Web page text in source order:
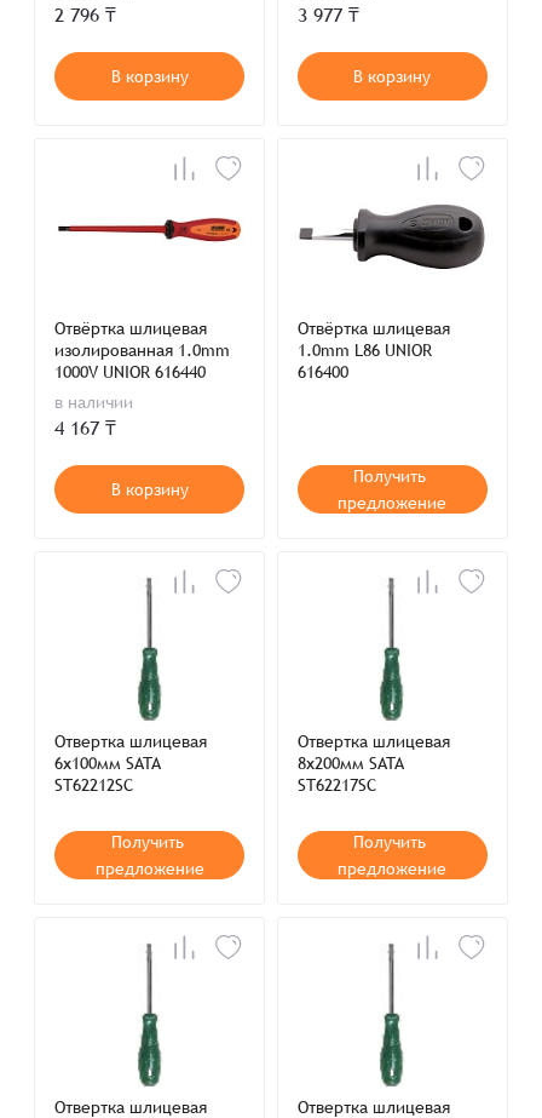
2 796 ₸
В корзину
3 977 ₸
В корзину
Отвёртка шлицевая
изолированная 1.0mm
1000V UNIOR 616440
в наличии
4 167 ₸
В корзину
Отвёртка шлицевая
1.0mm L86 UNIOR
616400
Получить
предложение
Отвертка шлицевая
6х100мм SATA
ST62212SC
Получить
предложение
Отвертка шлицевая
8х200мм SATA
ST62217SC
Получить
предложение
Отвертка шлицевая Отвертка шлицевая